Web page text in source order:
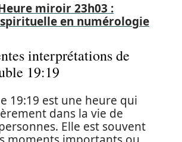
miroir 23h03 :
en numérologie
interprétations de
19:19
19:19 est une heure qui
dans la vie de
Elle est souvent